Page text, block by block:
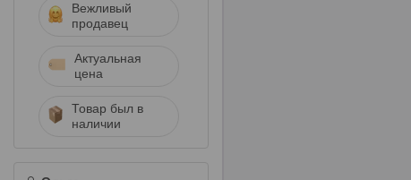
Вежливый
продавец
Актуальная
цена
Товар был в
наличии